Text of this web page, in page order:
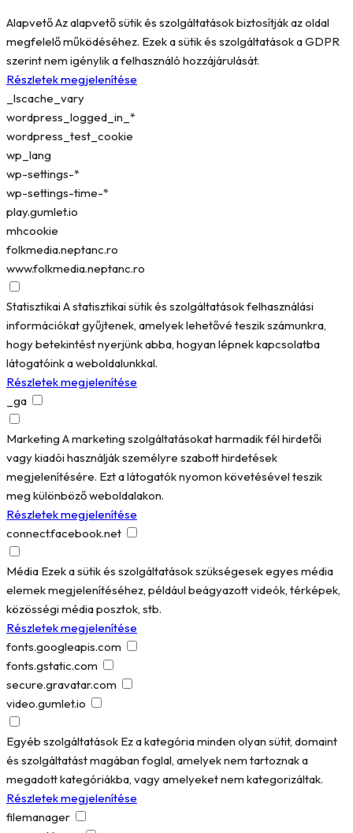
AlapvetőAz alapvető sütik és szolgáltatások biztosítják az oldal
megfelelő működéséhez. Ezek a sütik és szolgáltatások a GDPR
szerint nem igénylik a felhasználó hozzájárulását.
Részletek megjelenítése
_lscache_vary
wordpress_logged_in_*
wordpress_test_cookie
wp_lang
wp-settings-*
wp-settings-time-*
play.gumlet.io
mhcookie
folkmedia.neptanc.ro
www.folkmedia.neptanc.ro
StatisztikaiA statisztikai sütik és szolgáltatások felhasználási
információkat gyűjtenek, amelyek lehetővé teszik számunkra,
hogy betekintést nyerjünk abba, hogyan lépnek kapcsolatba
látogatóink a weboldalunkkal.
Részletek megjelenítése
_ga
Marketing A marketing szolgáltatásokat harmadik fél hirdetői
vagy kiadói használják személyre szabott hirdetések
megjelenítésére. Ezt a látogatók nyomon követésével teszik
meg különböző weboldalakon.
Részletek megjelenítése
connect.facebook.net
Média Ezek a sütik és szolgáltatások szükségesek egyes média
elemek megjelenítéséhez, például beágyazott videók, térképek,
közösségi média posztok, stb.
Részletek megjelenítése
fonts.googleapis.com
fonts.gstatic.com
secure.gravatar.com
video.gumlet.io
Egyéb szolgáltatások Ez a kategória minden olyan sütit, domaint
és szolgáltatást magában foglal, amelyek nem tartoznak a
megadott kategóriákba, vagy amelyeket nem kategorizáltak.
Részletek megjelenítése
filemanager